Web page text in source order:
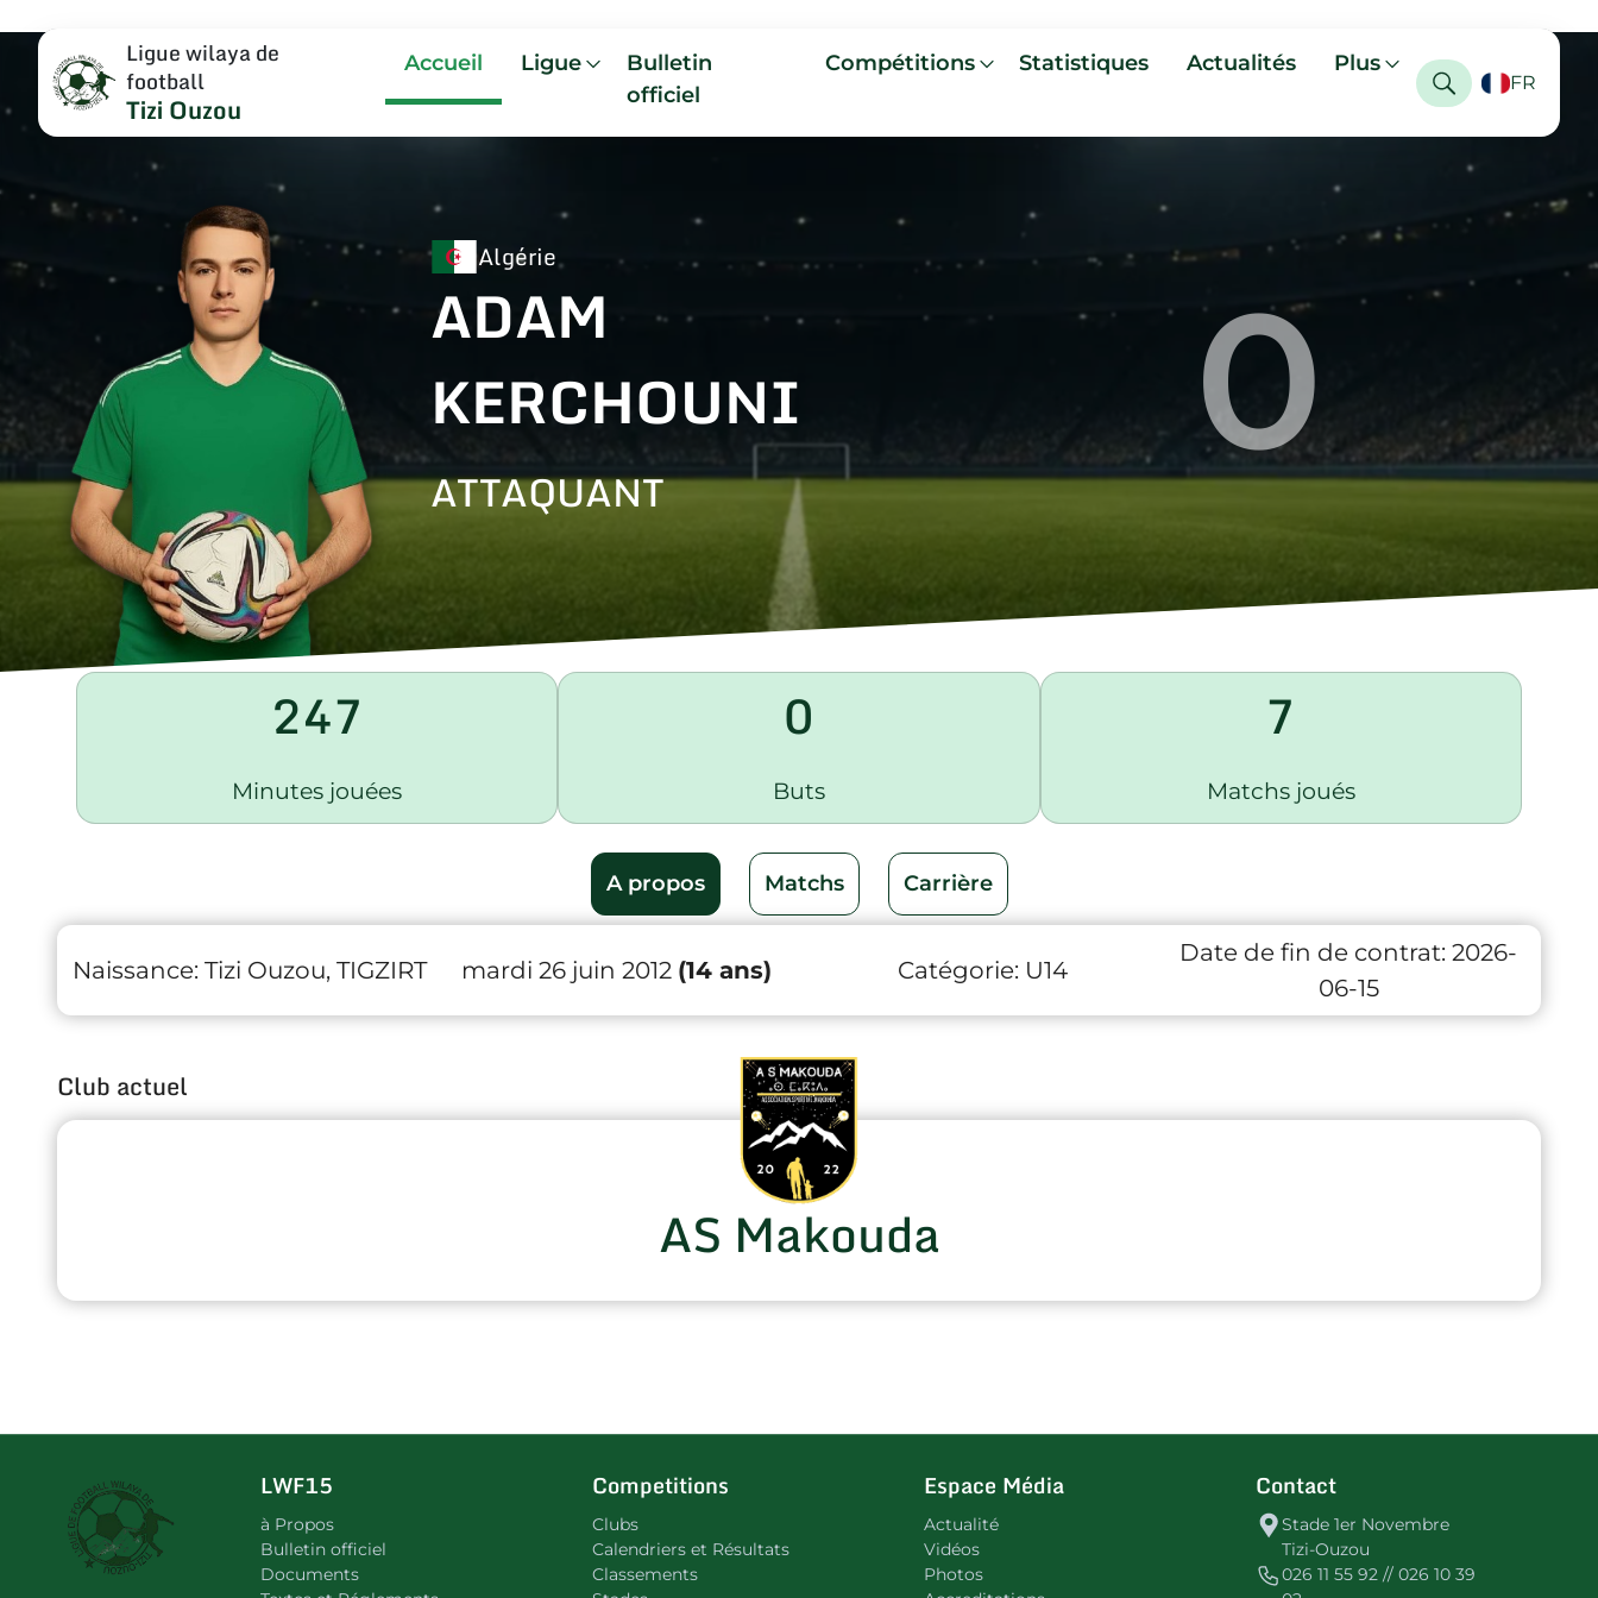
Ligue wilaya de
football
Tizi Ouzou
Accueil Ligue
Bulletin
officiel
Compétitions Statistiques Actualités Plus
FR
Algérie
ADAM
KERCHOUNI
ATTAQUANT 0
247
Minutes jouées
0
Buts
7
Matchs joués
A propos Matchs Carrière
Naissance: Tizi Ouzou, TIGZIRT mardi 26 juin 2012 (14 ans) Catégorie: U14
Date de fin de contrat: 2026-
06-15
Club actuel
AS Makouda
LWF15
à Propos
Bulletin officiel
Documents
Competitions
Clubs
Calendriers et Résultats
Classements
Espace Média
Actualité
Vidéos
Photos
Contact
Stade 1er Novembre
Tizi-Ouzou
026 11 55 92 // 026 10 39